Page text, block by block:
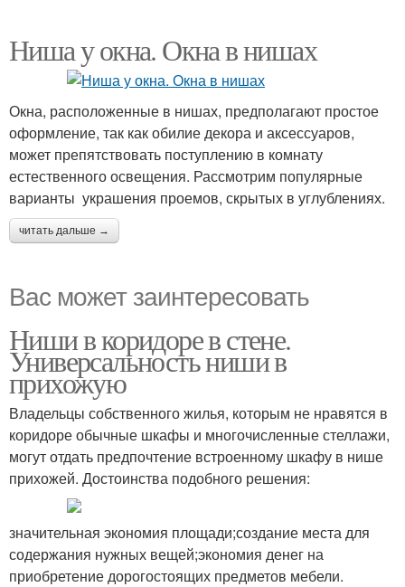
Ниша у окна. Окна в нишах
Окна, расположенные в нишах, предполагают простое
оформление, так как обилие декора и аксессуаров,
может препятствовать поступлению в комнату
естественного освещения. Рассмотрим популярные
варианты украшения проемов, скрытых в углублениях.
читать дальше →
Вас может заинтересовать
Ниши в коридоре в стене.
Универсальность ниши в
прихожую
Владельцы собственного жилья, которым не нравятся в
коридоре обычные шкафы и многочисленные стеллажи,
могут отдать предпочтение встроенному шкафу в нише
прихожей. Достоинства подобного решения:
значительная экономия площади;создание места для
содержания нужных вещей;экономия денег на
приобретение дорогостоящих предметов мебели.